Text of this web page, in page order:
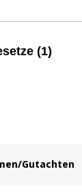
(1)
Gutachten